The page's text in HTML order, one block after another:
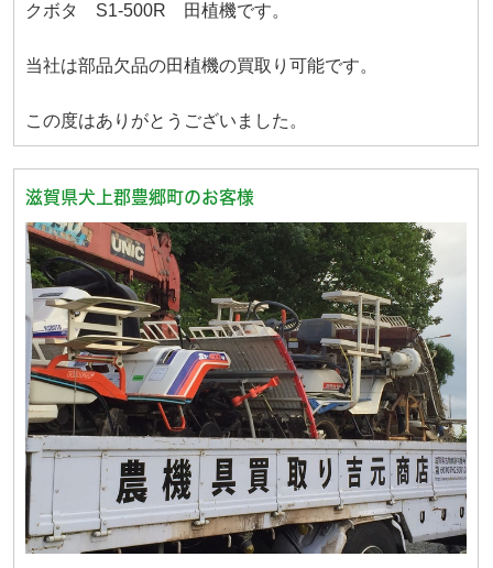
クボタ S1-500R 田植機です。
当社は部品欠品の田植機の買取り可能です。
この度はありがとうございました。
滋賀県犬上郡豊郷町のお客様